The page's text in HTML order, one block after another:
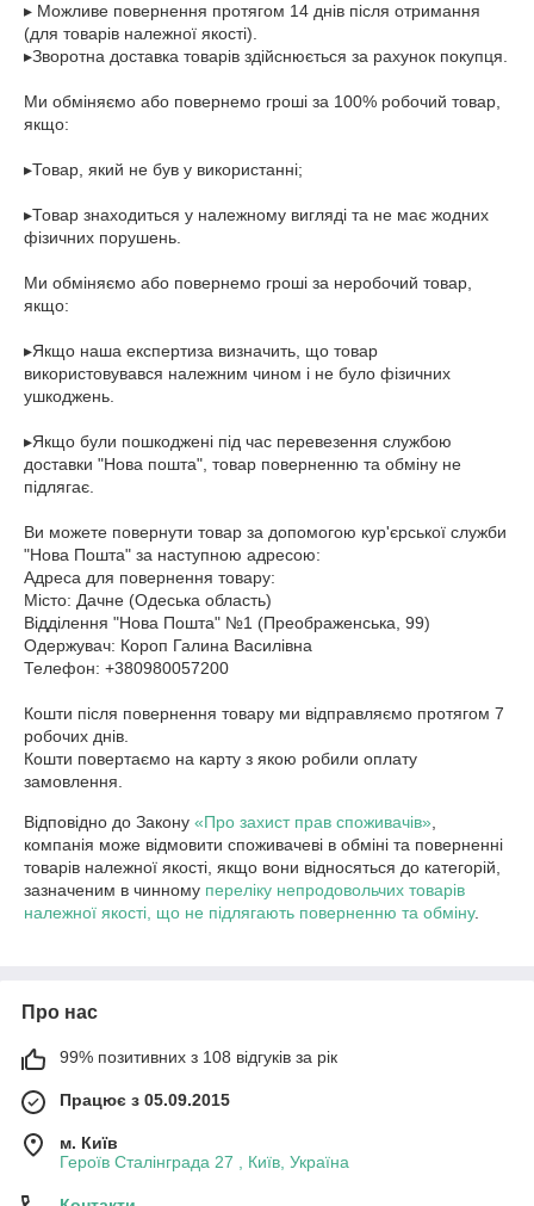
▸ Можливе повернення протягом 14 днів після отримання
(для товарів належної якості).
▸Зворотна доставка товарів здійснюється за рахунок покупця.
Ми обміняємо або повернемо гроші за 100% робочий товар,
якщо:
▸Товар, який не був у використанні;
▸Товар знаходиться у належному вигляді та не має жодних
фізичних порушень.
Ми обміняємо або повернемо гроші за неробочий товар,
якщо:
▸Якщо наша експертиза визначить, що товар
використовувався належним чином і не було фізичних
ушкоджень.
▸Якщо були пошкоджені під час перевезення службою
доставки "Нова пошта", товар поверненню та обміну не
підлягає.
Ви можете повернути товар за допомогою кур'єрської служби
"Нова Пошта" за наступною адресою:
Адреса для повернення товару:
Місто: Дачне (Одеська область)
Відділення "Нова Пошта" №1 (Преображенська, 99)
Одержувач: Короп Галина Василівна
Телефон: +380980057200
Кошти після повернення товару ми відправляємо протягом 7
робочих днів.
Кошти повертаємо на карту з якою робили оплату
замовлення.
Відповідно до Закону «Про захист прав споживачів»
компанія може відмовити споживачеві в обміні та поверненні
товарів належної якості, якщо вони відносяться до категорій,
зазначеним в чинному переліку непродовольчих товарів
належної якості, що не підлягають поверненню та обміну.
Про нас
99% позитивних з 108 відгуків за рік
Працює з 05.09.2015
м. Київ
Героїв Сталінграда 27 , Київ, Україна